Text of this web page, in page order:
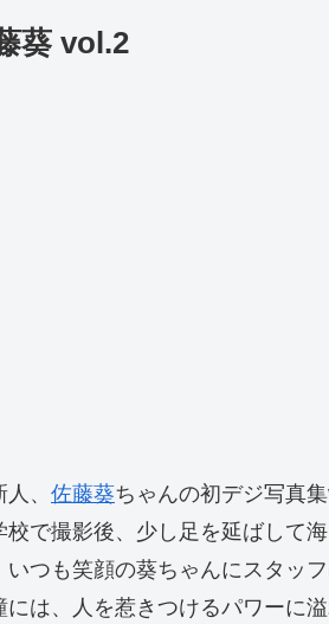
葵 vol.2
、 佐藤葵ちゃんの初デジ写真
で撮影後、少し足を延ばして海
つも笑顔の葵ちゃんにスタッ
は、人を惹きつけるパワーに